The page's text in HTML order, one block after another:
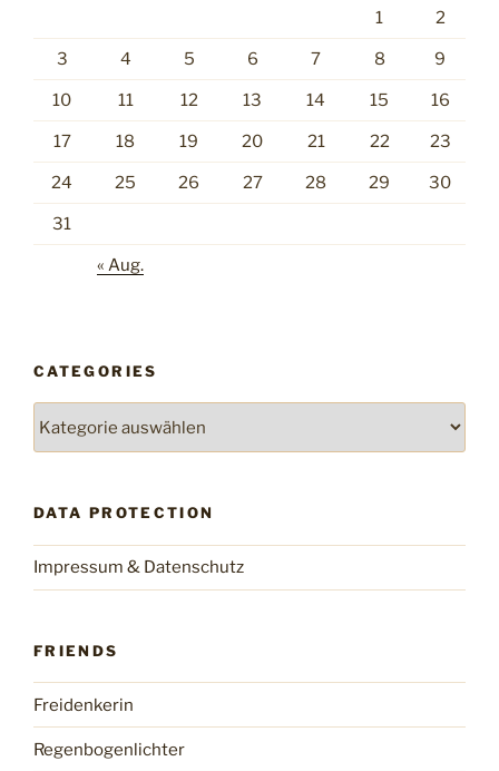
1 2
3 4 5 6 7 8 9
10 11 12 13 14 15 16
17 18 19 20 21 22 23
24 25 26 27 28 29 30
31
« Aug.
CATEGORIES
DATA PROTECTION
Impressum & Datenschutz
FRIENDS
Freidenkerin
Regenbogenlichter